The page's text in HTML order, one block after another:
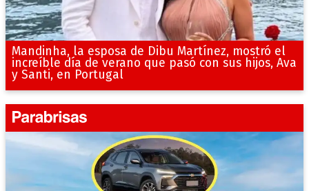
Mandinha, la esposa de Dibu Martínez, mostró el
increíble día de verano que pasó con sus hijos, Ava
y Santi, en Portugal